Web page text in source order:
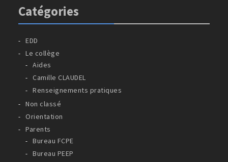
Catégories
EDD
Le collège
Aides
Camille CLAUDEL
Renseignements pratiques
Non classé
Orientation
Parents
Bureau FCPE
Bureau PEEP